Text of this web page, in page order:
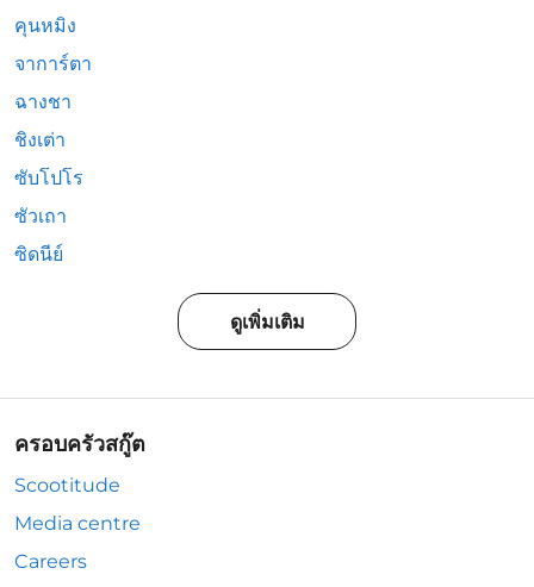
คุนหมิง
จาการ์ตา
ฉางชา
ชิงเต่า
ซับโปโร
ซัวเถา
ซิดนีย์
ดูเพิ่มเติม
ครอบครัวสกู๊ต
Scootitude
Media centre
Careers